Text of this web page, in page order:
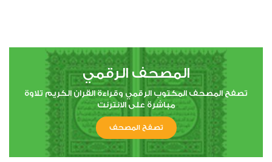
المصحف الرقمي
تصفح المصحف المكتوب الرقمي وقراءة القران الكريم تلاوة
مباشرة على الانترنت
تصفح المصحف